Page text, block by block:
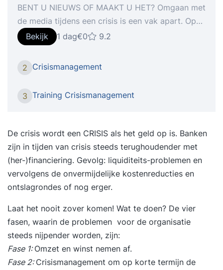
BENT U NIEUWS OF MAAKT U HET? Omgaan met
de media tijdens een crisis is een vak apart. Op
een onverwacht moment wordt van u en uw
organisatie communicatief zeer veel verwacht.
Het lastige is dat in tijden van crisis van u
verwacht wordt dat u de nodige informatie
vaak (nog) niet voorhanden is. Denk in dit
de exacte omvang van de crisis, schadelijke
stoffen die mogelijk zijn vrijgekomen en ander
onheil. De media verwachten in dit geval u dat u
onmiddelijk feiten communiceert maar deze
feiten zijn meestal nog niet beschikbaar. Hoe
organisatie? De specifieke training
Mediatraining/Crisiscommunicatie bereidt u voor
op elk denkbaar mediaoptreden waarbij sprake is
van een crisissituatie. Cases uit uw
beroepspraktijk staan centraal. U oefent
Bekijk 1 dag€0 9.2
2 Crisismanagement
3 Training Crisismanagement
De crisis wordt een CRISIS als het geld op is. Banken
zijn in tijden van crisis steeds terughoudender met
(her-)financiering. Gevolg: liquiditeits-problemen en
vervolgens de onvermijdelijke kostenreducties en
ontslagrondes of nog erger.
Laat het nooit zover komen! Wat te doen? De vier
fasen, waarin de problemen voor de organisatie
steeds nijpender worden, zijn:
Fase 1:Omzet en winst nemen af.
Fase 2:Crisismanagement om op korte termijn de